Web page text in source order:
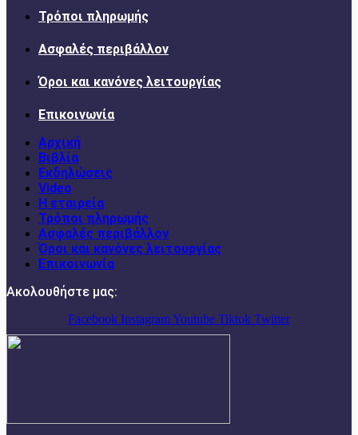
Τρόποι πληρωμής
Ασφαλές περιβάλλον
Όροι και κανόνες λειτουργίας
Επικοινωνία
Αρχική
Βιβλία
Εκδηλώσεις
Video
Η εταιρεία
Τρόποι πληρωμής
Ασφαλές περιβάλλον
Όροι και κανόνες λειτουργίας
Επικοινωνία
Ακολουθήστε μας:
Facebook InstagramYoutube Tiktok Twitter